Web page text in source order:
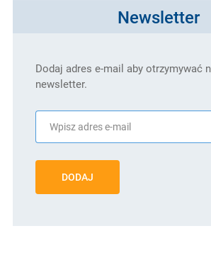
Newsletter
Dodaj adres e-mail aby otrzymywać
newsletter.
DODAJ